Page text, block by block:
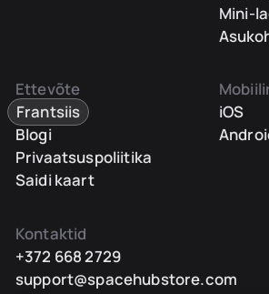
Mini-
Ettevõte
Frantsiis
Blogi
Privaatsuspoliitika
Saidi kaart
iOS
Kontaktid
+372 668 2729
support@spacehubstore.com